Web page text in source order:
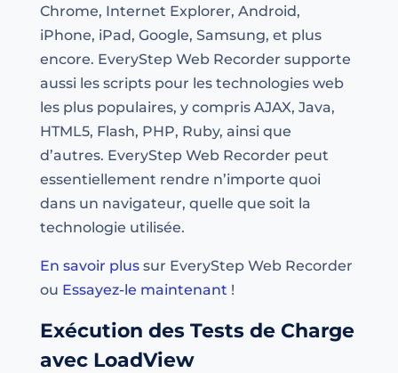
Chrome, Internet Explorer, Android,
iPhone, iPad, Google, Samsung, et plus
encore. EveryStep Web Recorder supporte
aussi les scripts pour les technologies web
les plus populaires, y compris AJAX, Java,
HTML5, Flash, PHP, Ruby, ainsi que
d’autres. EveryStep Web Recorder peut
essentiellement rendre n’importe quoi
dans un navigateur, quelle que soit la
technologie utilisée.
En savoir plussur EveryStep Web Recorder
ou Essayez-le maintenant !
Exécution des Tests de Charge
avec LoadView